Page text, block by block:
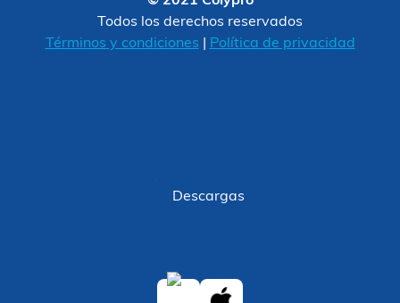
Todos los derechos reservados
Términos y condiciones
Política de privacidad
Descargas